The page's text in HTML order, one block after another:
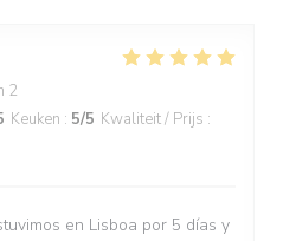
2
Keuken : 5/5 Kwaliteit / Prijs :
en Lisboa por 5 días y